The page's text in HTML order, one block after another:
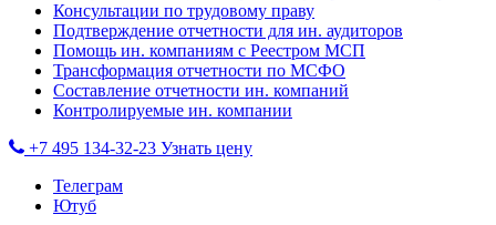
Консультации по трудовому праву
Подтверждение отчетности для ин. аудиторов
Помощь ин. компаниям с Реестром МСП
Трансформация отчетности по МСФО
Составление отчетности ин. компаний
Контролируемые ин. компании
+7 495 134-32-23 Узнать цену
Телеграм
Ютуб